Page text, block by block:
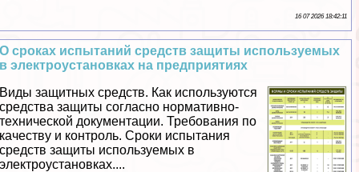
16 07 2026 18:42:11
О сроках испытаний средств защиты используемых
в электроустановках на предприятиях
Виды защитных средств. Как используются
средства защиты согласно нормативно-
технической документации. Требования по
качеству и контроль. Сроки испытания
средств защиты используемых в
электроустановках....